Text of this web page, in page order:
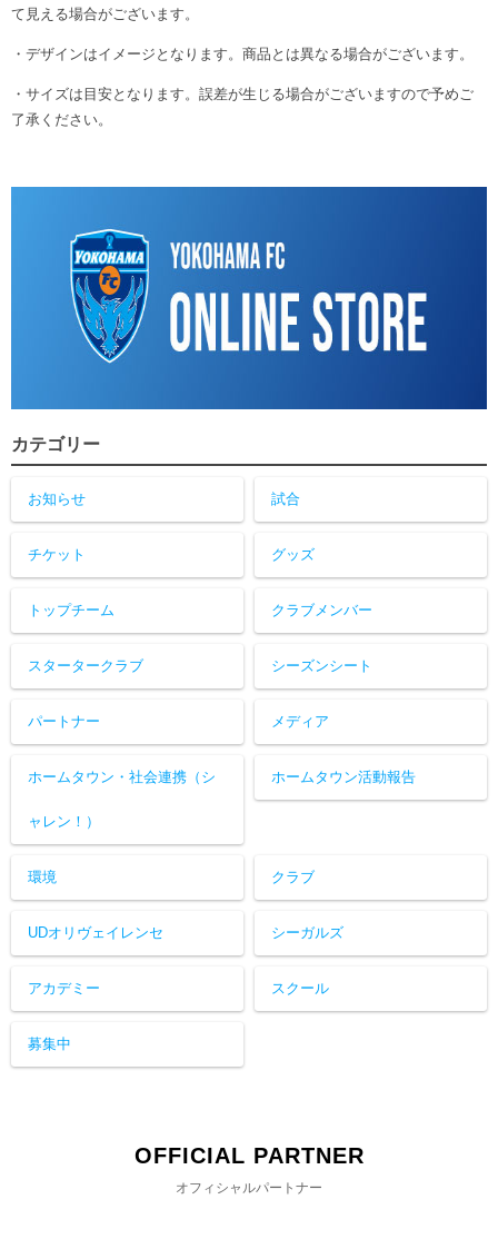
て見える場合がございます。
・デザインはイメージとなります。商品とは異なる場合がございます。
・サイズは目安となります。誤差が生じる場合がございますので予めご
了承ください。
カテゴリー
お知らせ 試合
チケット グッズ
トップチーム クラブメンバー
スタータークラブ シーズンシート
パートナー メディア
ホームタウン・社会連携（シ
ャレン！）
ホームタウン活動報告
環境 クラブ
UDオリヴェイレンセ シーガルズ
アカデミー スクール
募集中
OFFICIAL PARTNER
オフィシャルパートナー